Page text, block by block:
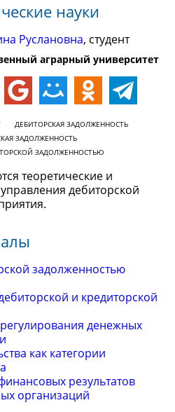
науки
Руслановна, студент
аграрный университет
ДЕБИТОРСКАЯ ЗАДОЛЖЕННОСТЬ
ЗАДОЛЖЕННОСТЬ
ЗАДОЛЖЕННОСТЬЮ
теоретические и
дебиторской
задолженностью
и кредиторской
денежных
как категории
результатов
организаций